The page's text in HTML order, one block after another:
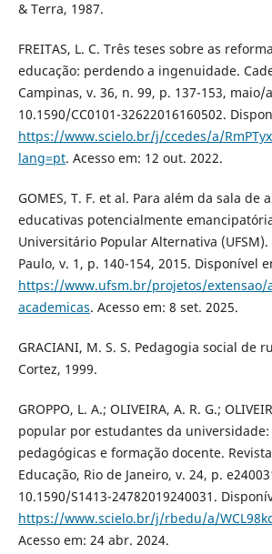
& Terra, 1987.
FREITAS, L. C. Três teses sobre as
educação: perdendo a ingenuidade.
Campinas, v. 36, n. 99, p. 137-153, maio/
10.1590/CC0101-32622016160502.
https://www.scielo.br/j/ccedes/a/
lang=pt. Acesso em: 12 out. 2022.
GOMES, T. F. et al. Para além da sala de
educativas potencialmente
Universitário Popular Alternativa
Paulo, v. 1, p. 140-154, 2015. Disponível
https://www.ufsm.br/projetos/extensao/
academicas. Acesso em: 8 set. 2025.
GRACIANI, M. S. S. Pedagogia social de
Cortez, 1999.
GROPPO, L. A.; OLIVEIRA, A. R. G.;
popular por estudantes da
pedagógicas e formação docente.
Educação, Rio de Janeiro, v. 24, p.
10.1590/S1413-24782019240031.
https://www.scielo.br/j/rbedu/a/
Acesso em: 24 abr. 2024.